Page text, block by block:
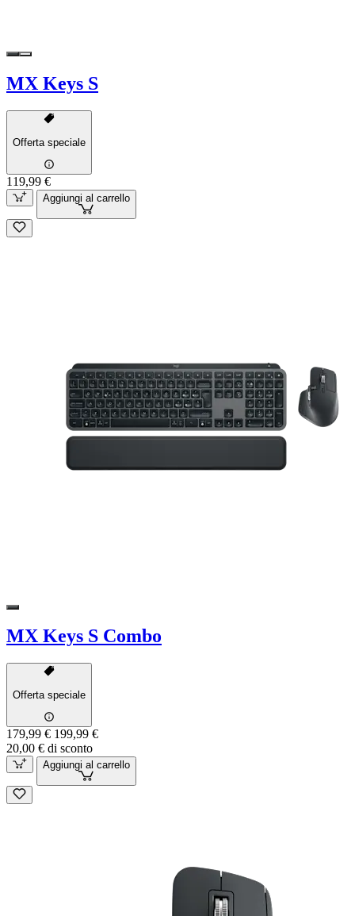
MX Keys S
Offerta speciale
119,99 €
Aggiungi al carrello
MX Keys S Combo
Offerta speciale
179,99 € 199,99 €
20,00 € di sconto
Aggiungi al carrello